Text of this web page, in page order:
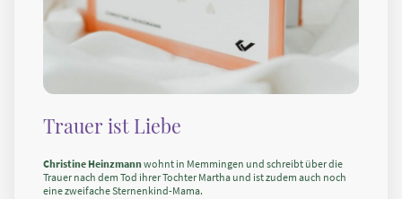
Trauer ist Liebe
Christine Heinzmannwohnt in Memmingen und schreibt über die
Trauer nach dem Tod ihrer Tochter Martha und ist zudem auch noch
eine zweifache Sternenkind-Mama.